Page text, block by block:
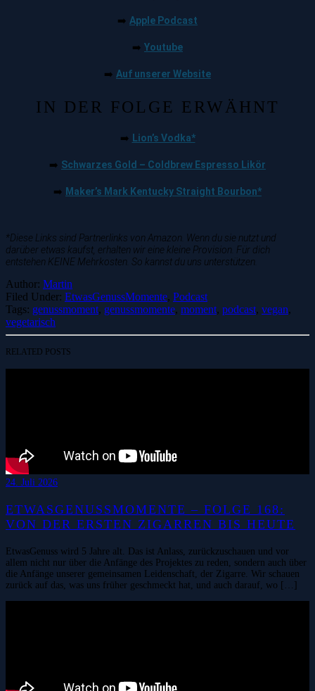
➡️ Apple Podcast
➡️ Youtube
➡️ Auf unserer Website
IN DER FOLGE ERWÄHNT
➡️ Lion’s Vodka*
➡️ Schwarzes Gold – Coldbrew Espresso Likör
➡️ Maker’s Mark Kentucky Straight Bourbon*
*Diese Links sind Partnerlinks von Amazon. Wenn du sie nutzt und
darüber etwas kaufst, erhalten wir eine kleine Provision. Für dich
entstehen KEINE Mehrkosten. So kannst du uns unterstützen.
Author: Martin
Filed Under: EtwasGenussMomente, Podcast
Tags: genussmoment, genussmomente, moment, podcast, vegan,
vegetarisch
RELATED POSTS
24. Juli 2026
ETWASGENUSSMOMENTE – FOLGE 168:
VON DER ERSTEN ZIGARREN BIS HEUTE
EtwasGenuss wird 5 Jahre alt. Das ist Anlass, zurückzuschauen und vor
allem nicht nur über die Anfänge des Projektes zu reden, sondern auch über
die Anfänge unserer gemeinsamen Leidenschaft, der Zigarre. Wir schauen
zurück auf das, was uns früher geschmeckt hat, und auch darauf, wo […]